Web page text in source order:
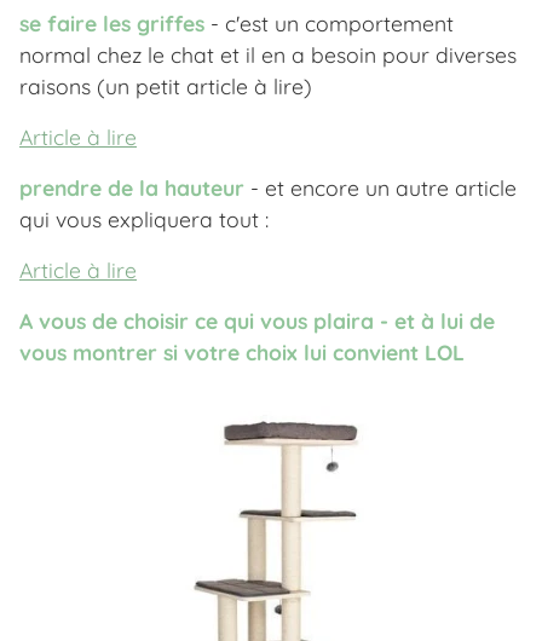
se faire les griffes - c'est un comportement
normal chez le chat et il en a besoin pour diverses
raisons (un petit article à lire)
Article à lire
prendre de la hauteur - et encore un autre article
qui vous expliquera tout :
Article à lire
A vous de choisir ce qui vous plaira - et à lui de
vous montrer si votre choix lui convient LOL